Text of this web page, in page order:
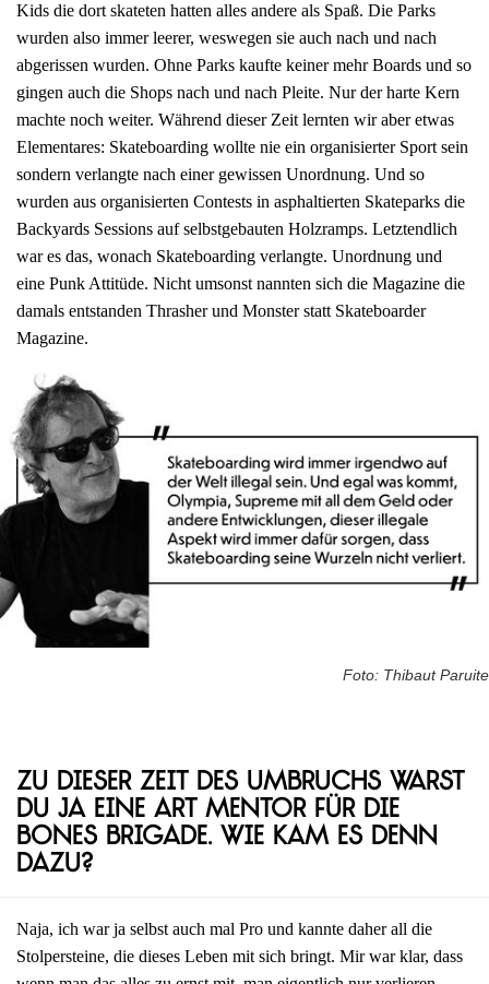
Kids die dort skateten hatten alles andere als Spaß. Die Parks
wurden also immer leerer, weswegen sie auch nach und nach
abgerissen wurden. Ohne Parks kaufte keiner mehr Boards und so
gingen auch die Shops nach und nach Pleite. Nur der harte Kern
machte noch weiter. Während dieser Zeit lernten wir aber etwas
Elementares: Skateboarding wollte nie ein organisierter Sport sein
sondern verlangte nach einer gewissen Unordnung. Und so
wurden aus organisierten Contests in asphaltierten Skateparks die
Backyards Sessions auf selbstgebauten Holzramps. Letztendlich
war es das, wonach Skateboarding verlangte. Unordnung und
eine Punk Attitüde. Nicht umsonst nannten sich die Magazine die
damals entstanden Thrasher und Monster statt Skateboarder
Magazine.
Foto: Thibaut Paruite
Zu dieser Zeit des Umbruchs warst
du ja eine Art Mentor für die
Bones Brigade. Wie kam es denn
dazu?
Naja, ich war ja selbst auch mal Pro und kannte daher all die
Stolpersteine, die dieses Leben mit sich bringt. Mir war klar, dass